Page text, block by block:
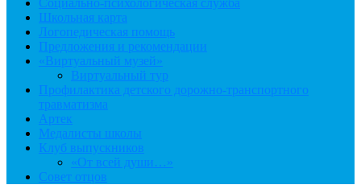
Социально-психологическая служба
Школьная карта
Логопедическая помощь
Предложения и рекомендации
«Виртуальный музей»
Виртуальный тур
Профилактика детского дорожно-транспортного
травматизма
Артек
Медалисты школы
Клуб выпускников
«От всей души…»
Совет отцов